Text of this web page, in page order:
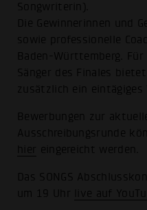
Songwriterin).
Die Gewinnerinnen und
sowie professionelle
Baden-Württemberg. Für
Sänger des Finales
zusätzlich ein eintägiges
Bewerbungen zur
Ausschreibungsrunde
hier eingereicht werden.
Das SONGS
um 19 Uhr
live auf